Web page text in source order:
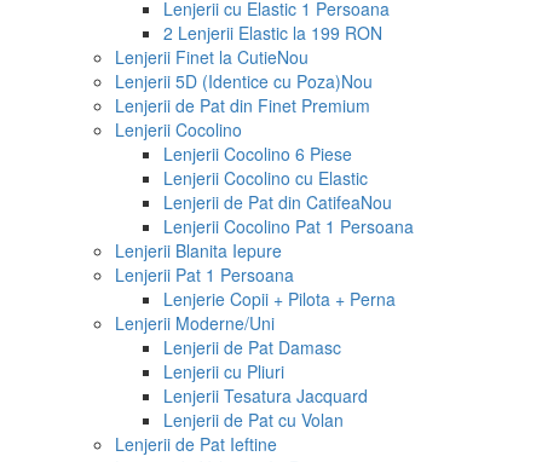
Lenjerii cu Elastic 1 Persoana
2 Lenjerii Elastic la 199 RON
Lenjerii Finet la CutieNou
Lenjerii 5D (Identice cu Poza)Nou
Lenjerii de Pat din Finet Premium
Lenjerii Cocolino
Lenjerii Cocolino 6 Piese
Lenjerii Cocolino cu Elastic
Lenjerii de Pat din CatifeaNou
Lenjerii Cocolino Pat 1 Persoana
Lenjerii Blanita Iepure
Lenjerii Pat 1 Persoana
Lenjerie Copii + Pilota + Perna
Lenjerii Moderne/Uni
Lenjerii de Pat Damasc
Lenjerii cu Pliuri
Lenjerii Tesatura Jacquard
Lenjerii de Pat cu Volan
Lenjerii de Pat Ieftine